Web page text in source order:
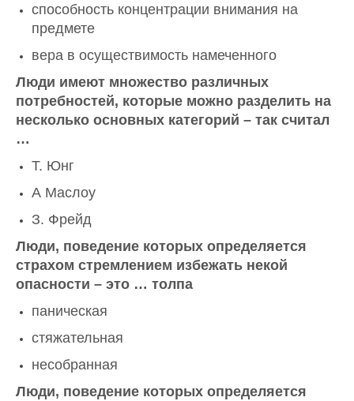
способность концентрации внимания на
предмете
вера в осуществимость намеченного
Люди имеют множество различных
потребностей, которые можно разделить на
несколько основных категорий – так считал
…
Т. Юнг
А Маслоу
З. Фрейд
Люди, поведение которых определяется
страхом стремлением избежать некой
опасности – это … толпа
паническая
стяжательная
несобранная
Люди, поведение которых определяется